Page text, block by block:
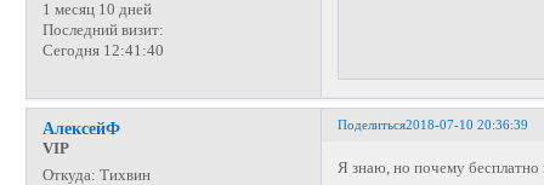
1 месяц 10 дней
Последний визит:
Сегодня 12:41:40
Поделиться2018-07-10 20:36:39
АлексейФ
VIP
Откуда: Тихвин
Я знаю, но почему